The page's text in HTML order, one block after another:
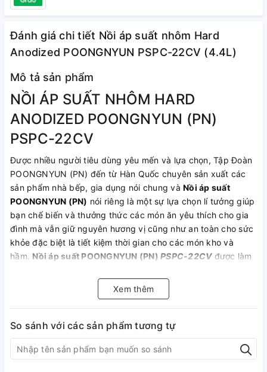
Đánh giá chi tiết Nồi áp suất nhôm Hard
Anodized POONGNYUN PSPC-22CV (4.4L)
Mô tả sản phẩm
NỒI ÁP SUẤT NHÔM HARD
ANODIZED POONGNYUN (PN)
PSPC-22CV
Được nhiều người tiêu dùng yêu mến và lựa chọn, Tập Đoàn
POONGNYUN (PN) đến từ Hàn Quốc chuyên sản xuất các
sản phẩm nhà bếp, gia dụng nói chung và Nồi áp suất
POONGNYUN (PN) nói riêng là một sự lựa chọn lí tưởng giúp
bạn chế biến và thưởng thức các món ăn yêu thích cho gia
đình mà vẫn giữ nguyên hương vị cũng như an toàn cho sức
khỏe đặc biệt là tiết kiệm thời gian cho các món kho và
hầm. Nồi áp suất POONGNYUN (PN) PSPC-22CVđược làm
cấp với công nghệ tráng men hiện đại nhất “
không tróc men, không ăn mòn, độ bền cao với thiết kế sang
trọng, an toàn và nhiều màu sắc trẻ trung luôn luôn có mặt
trong mọi không gian nhà bếp.
ĐẶC ĐIỂM NỔI BẬT
Xem thêm
So sánh với các sản phẩm tương tự